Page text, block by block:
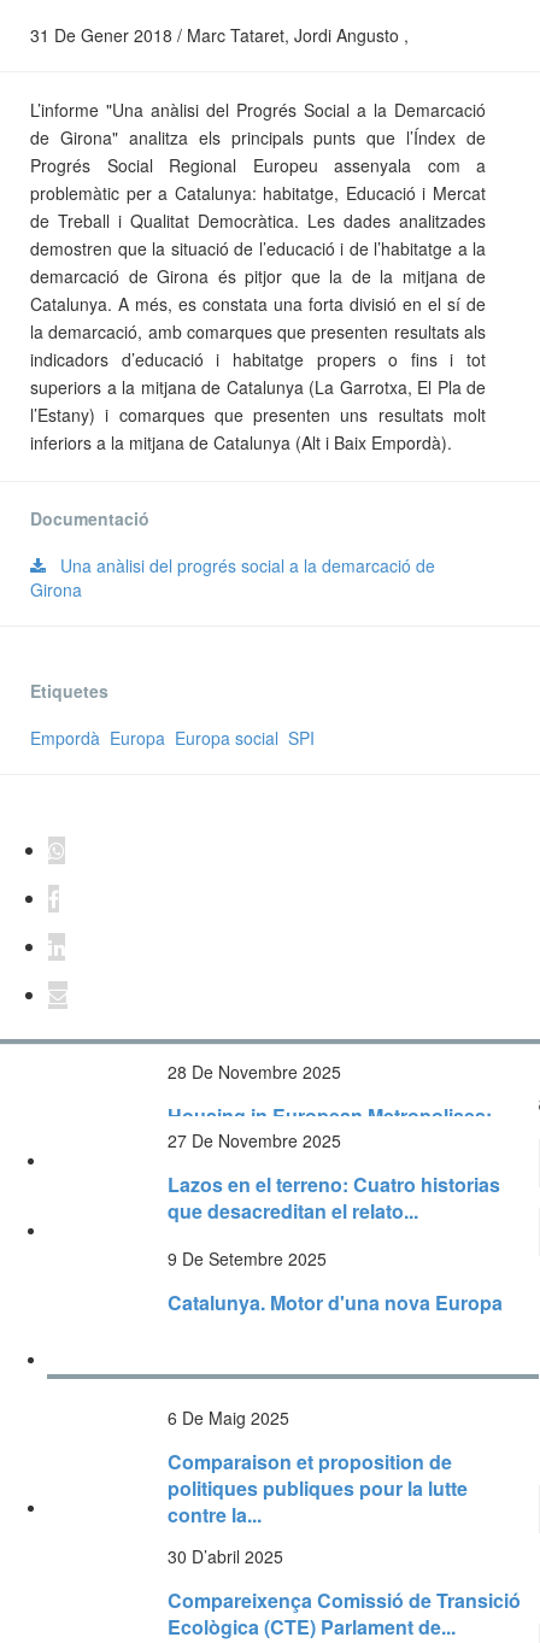
31 De Gener 2018 / Marc Tataret, Jordi Angusto ,
L’informe "Una anàlisi del Progrés Social a la Demarcació
de Girona" analitza els principals punts que l’Índex de
Progrés Social Regional Europeu assenyala com a
problemàtic per a Catalunya: habitatge, Educació i Mercat
de Treball i Qualitat Democràtica. Les dades analitzades
demostren que la situació de l’educació i de l’habitatge a la
demarcació de Girona és pitjor que la de la mitjana de
Catalunya. A més, es constata una forta divisió en el sí de
la demarcació, amb comarques que presenten resultats als
indicadors d’educació i habitatge propers o fins i tot
superiors a la mitjana de Catalunya (La Garrotxa, El Pla de
l’Estany) i comarques que presenten uns resultats molt
inferiors a la mitjana de Catalunya (Alt i Baix Empordà).
Documentació
Una anàlisi del progrés social a la demarcació de
Girona
Etiquetes
Empordà Europa Europa social SPI
Informes i estudis RECENTS
28 De Novembre 2025
Housing in European Metropolises:
Supply dynamics and planning
27 De Novembre 2025
Lazos en el terreno: Cuatro historias
que desacreditan el relato...
9 De Setembre 2025
Catalunya. Motor d'una nova Europa
6 De Maig 2025
Comparaison et proposition de
politiques publiques pour la lutte
contre la...
30 D’abril 2025
Compareixença Comissió de Transició
Ecològica (CTE) Parlament de...